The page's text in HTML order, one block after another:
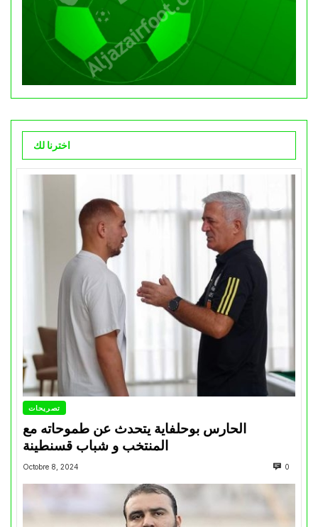
اخترنا لك
تصريحات
الحارس بوحلفاية يتحدث عن طموحاته مع
المنتخب و شباب قسنطينة
Octobre 8, 2024 0